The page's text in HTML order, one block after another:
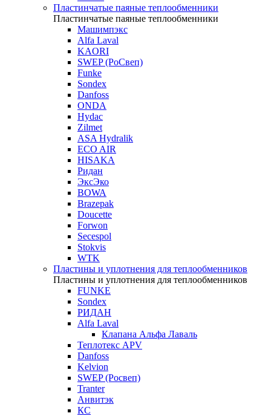
Пластинчатые паяные теплообменники
Пластинчатые паяные теплообменники
Машимпэкс
Alfa Laval
KAORI
SWEP (РоСвеп)
Funke
Sondex
Danfoss
ONDA
Hydac
Zilmet
ASA Hydralik
ECO AIR
HISAKA
Ридан
ЭксЭко
BOWA
Brazepak
Doucette
Forwon
Secespol
Stokvis
WTK
Пластины и уплотнения для теплообменников
Пластины и уплотнения для теплообменников
FUNKE
Sondex
РИДАН
Alfa Laval
Клапана Альфа Лаваль
Теплотекс APV
Danfoss
Kelvion
SWEP (Росвеп)
Tranter
Анвитэк
КС